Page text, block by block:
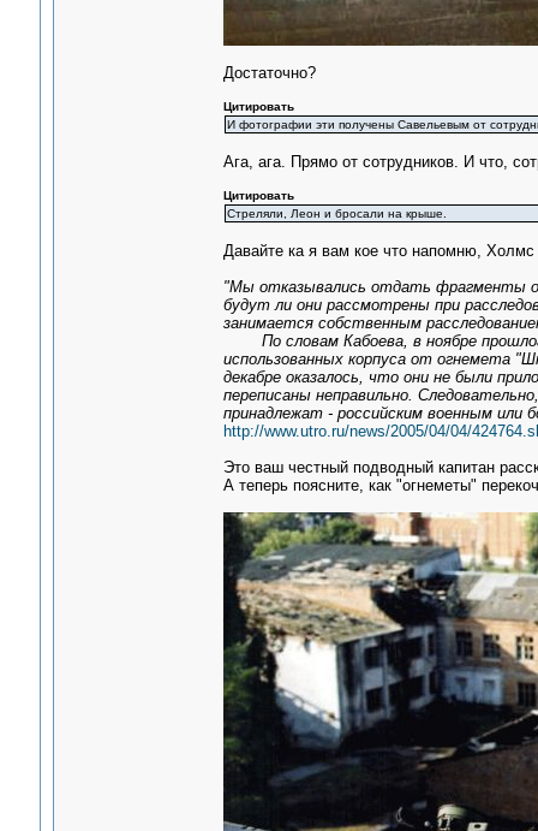
Достаточно?
Цитировать
И фотографии эти получены Савельевым от
Ага, ага. Прямо от сотрудников. И что,
Цитировать
Стреляли, Леон и бросали на крыше.
Давайте ка я вам кое что напомню,
"Мы отказывались отдать фрагменты
будут ли они рассмотрены при
занимается собственным
По словам Кабоева, в ноябре
использованных корпуса от огнемета
декабре оказалось, что они не были
переписаны неправильно.
принадлежат - российским военным или
http://www.utro.ru/news/2005/04/04/
Это ваш честный подводный капитан
А теперь поясните, как "огнеметы"